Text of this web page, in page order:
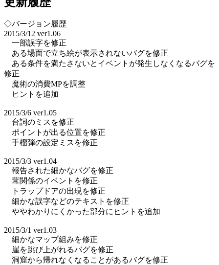
◇バージョン履歴
2015/3/12 ver1.06
一部誤字を修正
ある場面で立ち絵が表示されないバグを修正
ある条件を満たさないとイベントが発生しなくなるバグを
修正
魔術の消費MPを調整
ヒントを追加
2015/3/6 ver1.05
台詞のミスを修正
ポイントが出る位置を修正
手榴弾の設定ミスを修正
2015/3/3 ver1.04
報告された細かなバグを修正
茸関係のイベントを修正
トラップドアの出現を修正
細かな誤字などのテキストを修正
ややわかりにくかった部分にヒントを追加
2015/3/1 ver1.03
細かなマップ組みを修正
崖を跳び上がれるバグを修正
洞窟から帰れなくなることがあるバグを修正